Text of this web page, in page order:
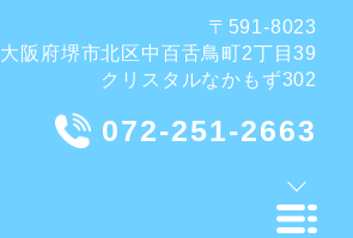
〒591-8023
大阪府堺市北区中百舌鳥町2丁目39
クリスタルなかもず302
072-251-2663